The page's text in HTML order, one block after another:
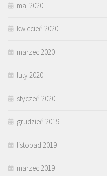
maj 2020
kwiecień 2020
marzec 2020
luty 2020
styczeń 2020
grudzień 2019
listopad 2019
marzec 2019